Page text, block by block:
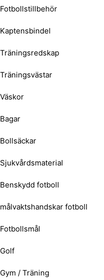
Fotbollstillbehör
Kaptensbindel
Träningsredskap
Träningsvästar
Väskor
Bagar
Bollsäckar
Sjukvårdsmaterial
Benskydd fotboll
målvaktshandskar fotboll
Fotbollsmål
Golf
Gym / Träning